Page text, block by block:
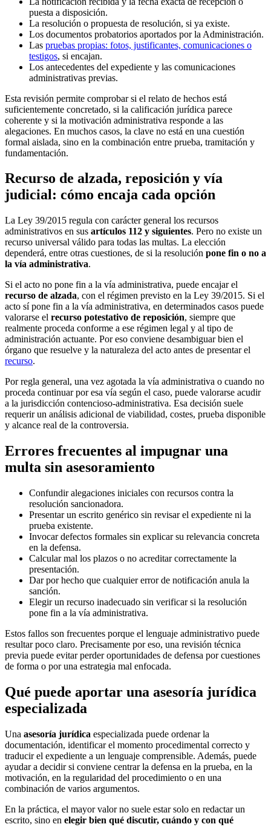
puesta a disposición.
La resolución o propuesta de resolución, si ya existe.
Los documentos probatorios aportados por la Administración.
Las pruebas propias: fotos, justificantes, comunicaciones o
testigos, si encajan.
Los antecedentes del expediente y las comunicaciones
administrativas previas.
Esta revisión permite comprobar si el relato de hechos está
suficientemente concretado, si la calificación jurídica parece
coherente y si la motivación administrativa responde a las
alegaciones. En muchos casos, la clave no está en una cuestión
formal aislada, sino en la combinación entre prueba, tramitación y
fundamentación.
Recurso de alzada, reposición y vía
judicial: cómo encaja cada opción
La Ley 39/2015 regula con carácter general los recursos
administrativos en sus artículos 112 y siguientes. Pero no existe un
recurso universal válido para todas las multas. La elección
dependerá, entre otras cuestiones, de si la resolución pone fin o no a
la vía administrativa.
Si el acto no pone fin a la vía administrativa, puede encajar el
recurso de alzada, con el régimen previsto en la Ley 39/2015. Si el
acto sí pone fin a la vía administrativa, en determinados casos puede
valorarse el recurso potestativo de reposición, siempre que
realmente proceda conforme a ese régimen legal y al tipo de
administración actuante. Por eso conviene desambiguar bien el
órgano que resuelve y la naturaleza del acto antes de presentar el
recurso.
Por regla general, una vez agotada la vía administrativa o cuando no
proceda continuar por esa vía según el caso, puede valorarse acudir
a la jurisdicción contencioso-administrativa. Esa decisión suele
requerir un análisis adicional de viabilidad, costes, prueba disponible
y alcance real de la controversia.
Errores frecuentes al impugnar una
multa sin asesoramiento
Confundir alegaciones iniciales con recursos contra la
resolución sancionadora.
Presentar un escrito genérico sin revisar el expediente ni la
prueba existente.
Invocar defectos formales sin explicar su relevancia concreta
en la defensa.
Calcular mal los plazos o no acreditar correctamente la
presentación.
Dar por hecho que cualquier error de notificación anula la
sanción.
Elegir un recurso inadecuado sin verificar si la resolución
pone fin a la vía administrativa.
Estos fallos son frecuentes porque el lenguaje administrativo puede
resultar poco claro. Precisamente por eso, una revisión técnica
previa puede evitar perder oportunidades de defensa por cuestiones
de forma o por una estrategia mal enfocada.
Qué puede aportar una asesoría jurídica
especializada
Una asesoría jurídica especializada puede ordenar la
documentación, identificar el momento procedimental correcto y
traducir el expediente a un lenguaje comprensible. Además, puede
ayudar a decidir si conviene centrar la defensa en la prueba, en la
motivación, en la regularidad del procedimiento o en una
combinación de varios argumentos.
En la práctica, el mayor valor no suele estar solo en redactar un
escrito, sino en elegir bien qué discutir, cuándo y con qué